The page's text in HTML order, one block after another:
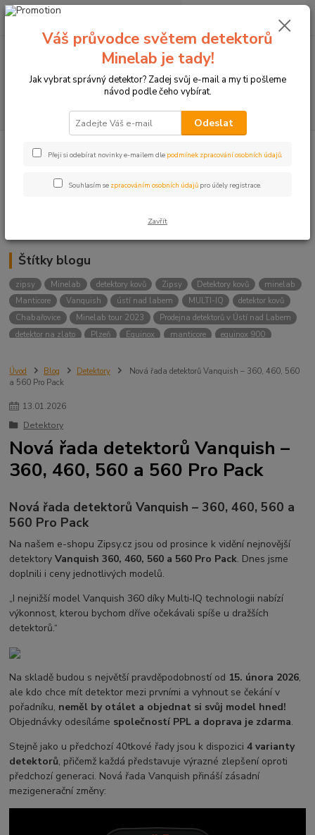
+420774877333
0 Kč
Kategorie blogu
Detektory
Štítky blogu
zipsy Minelab detektory kovů Zipsy Detektory kovů
minelab
Manticore
Vanquish ústí nad labem MULTI-IQ
detektor kovů
Chabařovice
Minelab tour 2023
Prodejna detektorů v Ústí nad Labem
detektor na zlato
Plzeň Equinox manticore
equinox 900
Sraz detektorářů
Minelab X-Terra Pro prodej detektorů
chabařovice
3D terč
akce
ÚSTÍ NAD LABEM
Soutěž o detektor
Severní Čechy
hledání pokladů
technologie Multi IQ
Úvod Blog Detektory
Nová řada detektorů Vanquish – 360, 460, 560
a 560 Pro Pack
13.01.2026
Detektory
Nová řada detektorů Vanquish –
360, 460, 560 a 560 Pro Pack
Nová řada detektorů Vanquish – 360, 460, 560 a
560 Pro Pack
Na našem e-shopu Zipsy.cz jsou od prosince k vidění nejnovější
detektoryVanquish 360, 460, 560 a 560 Pro Pack. Dnes jsme
doplnili i ceny jednotlivých modelů.
„I nejnižší model Vanquish 360 díky Multi‑IQ technologii nabízí
výkonnost, kterou bychom dříve očekávali spíše u dražších
detektorů.“
Na skladě budou s největší pravděpodobností od 15. února 2026,
ale kdo chce mít detektor mezi prvními a vyhnout se čekání v
pořadníku, neměl by otálet a objednat si svůj model hned!
Objednávky odesíláme společností PPL a doprava je zdarma.
Stejně jako u předchozí 40tkové řady jsou k dispozici4 varianty
detektorů, přičemž každá představuje výrazné zlepšení oproti
předchozí generaci. Nová řada Vanquish přináší zásadní
mezigenerační změny:
Váš průvodce světem detektorů
Minelab je tady!
Jak vybrat správný detektor? Zadej svůj e-mail a my ti pošleme
návod podle čeho vybírat.
Odeslat
Přeji si odebírat novinky e-mailem dle podmínek zpracování osobních údajů.
Souhlasím se zpracováním osobních údajů pro účely registrace.
Zavřít